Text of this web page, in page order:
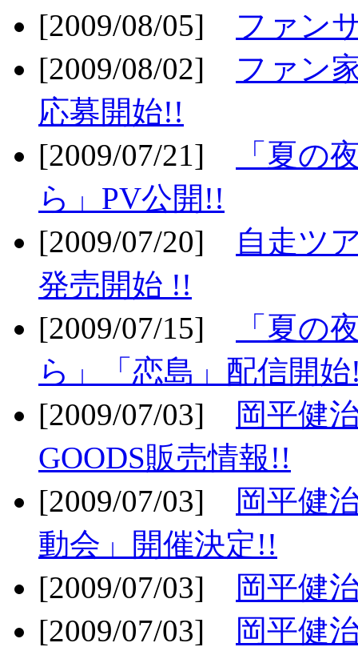
[2009/08/05] ファン
[2009/08/02] ファン
応募開始!!
[2009/07/21]
「夏の
ら」PV公開!!
[2009/07/20]
自走ツ
発売開始 !!
[2009/07/15]
「夏の
ら」「恋島」配信開
[2009/07/03]
岡平健
GOODS販売情報!!
[2009/07/03]
岡平健
動会」開催決定!!
[2009/07/03]
岡平健
[2009/07/03]
岡平健